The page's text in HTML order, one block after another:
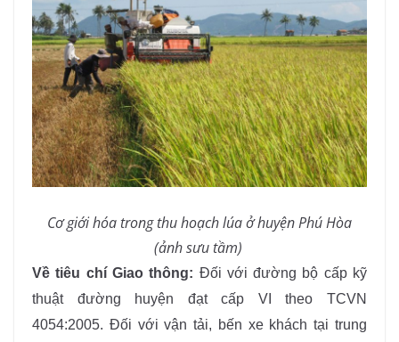
Cơ giới hóa trong thu hoạch lúa ở huyện Phú Hòa
(ảnh sưu tầm)
Về tiêu chí Giao thông: Đối với đường bộ cấp kỹ
thuật đường huyện đạt cấp VI theo TCVN
4054:2005. Đối với vận tải, bến xe khách tại trung